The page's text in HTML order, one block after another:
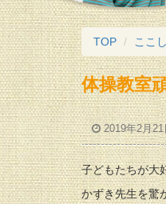
TOP ここ
体操教室
2019年2月
子どもたちが大
かずき先生を驚